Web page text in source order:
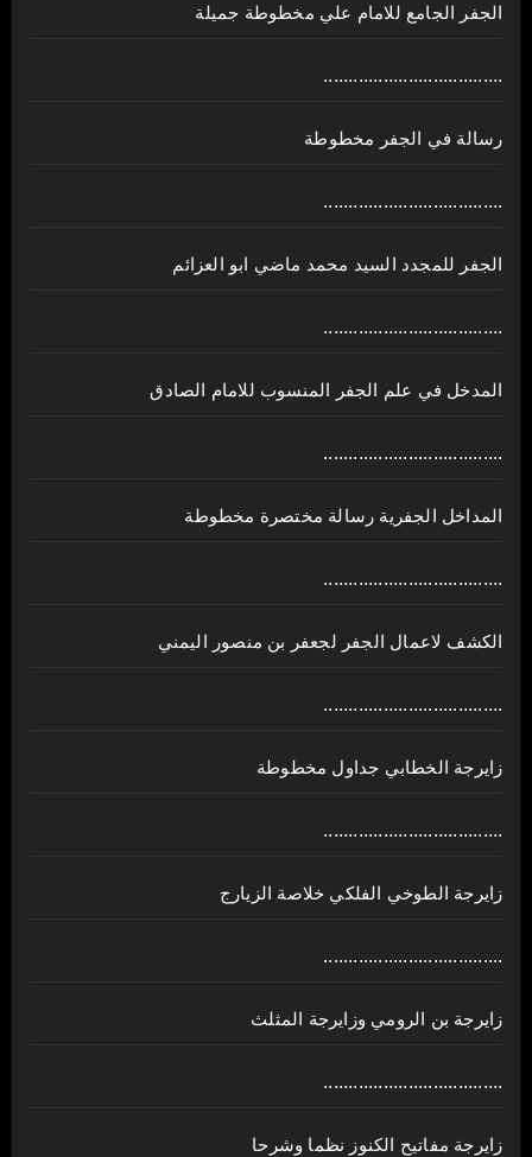
الجفر الجامع للامام علي مخطوطة جميلة
....................................
رسالة في الجفر مخطوطة
....................................
الجفر للمجدد السيد محمد ماضي ابو العزائم
....................................
المدخل في علم الجفر المنسوب للامام الصادق
....................................
المداخل الجفرية رسالة مختصرة مخطوطة
....................................
الكشف لاعمال الجفر لجعفر بن منصور اليمني
....................................
زايرجة الخطابي جداول مخطوطة
....................................
زايرجة الطوخي الفلكي خلاصة الزيارج
....................................
زايرجة بن الرومي وزايرجة المثلث
....................................
زايرجة مفاتيح الكنوز نظما وشرحا